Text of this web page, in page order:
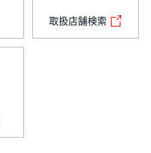
取扱店舗検索